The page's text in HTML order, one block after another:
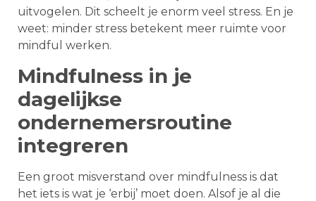
uitvogelen. Dit scheelt je enorm veel stress. En je
weet: minder stress betekent meer ruimte voor
mindful werken.
Mindfulness in je
dagelijkse
ondernemersroutine
integreren
Een groot misverstand over mindfulness is dat
het iets is wat je ‘erbij’ moet doen. Alsof je al die